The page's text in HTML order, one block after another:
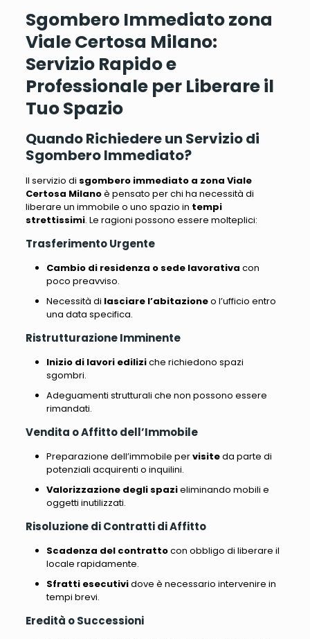
Sgombero Immediato zona
Viale Certosa Milano:
Servizio Rapido e
Professionale per Liberare il
Tuo Spazio
Quando Richiedere un Servizio di
Sgombero Immediato?
Il servizio di sgombero immediato a zona Viale
Certosa Milanoè pensato per chi ha necessità di
liberare un immobile o uno spazio in tempi
strettissimi. Le ragioni possono essere molteplici:
Trasferimento Urgente
Cambio di residenza o sede lavorativa con
poco preavviso.
Necessità di lasciare l’abitazioneo l’ufficio entro
una data specifica.
Ristrutturazione Imminente
Inizio di lavori ediliziche richiedono spazi
sgombri.
Adeguamenti strutturali che non possono essere
rimandati.
Vendita o Affitto dell’Immobile
Preparazione dell’immobile pervisiteda parte di
potenziali acquirenti o inquilini.
Valorizzazione degli spazieliminando mobili e
oggetti inutilizzati.
Risoluzione di Contratti di Affitto
Scadenza del contrattocon obbligo di liberare il
locale rapidamente.
Sfratti esecutividove è necessario intervenire in
tempi brevi.
Eredità o Successioni